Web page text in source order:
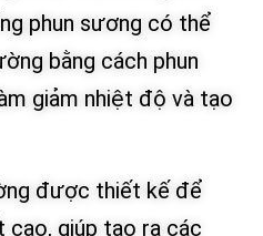
phun sương có thể
bằng cách phun
giảm nhiệt độ và tạo
được thiết kế để
cao, giúp tạo ra các